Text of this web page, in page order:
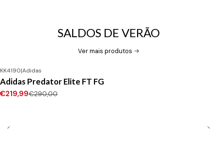
SALDOS DE VERÃO
Ver mais produtos
-24%DESCONTO
Novo
KK4190|Adidas
Adidas Predator Elite FT FG
€219,99€290,00